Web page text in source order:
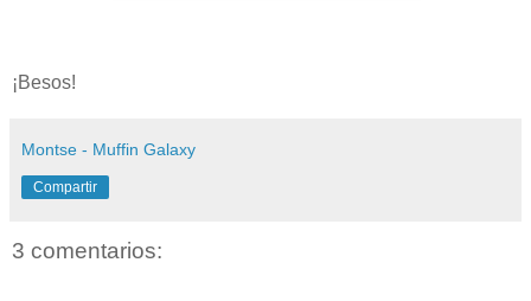
¡Besos!
Montse - Muffin Galaxy
Compartir
3 comentarios: